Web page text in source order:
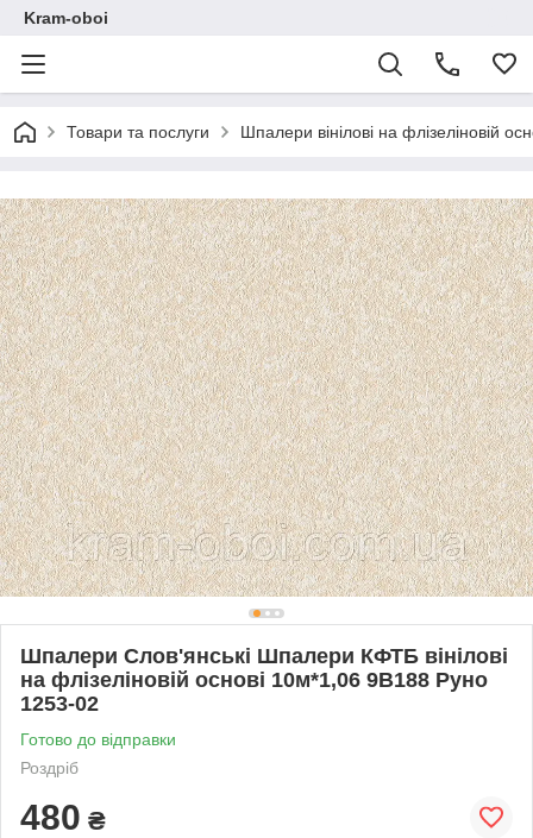
Kram-oboi
Товари та послуги Шпалери вінілові на флізеліновій
Шпалери Слов'янські Шпалери КФТБ вінілові
на флізеліновій основі 10м*1,06 9В188 Руно
1253-02
Готово до відправки
Роздріб
480 ₴